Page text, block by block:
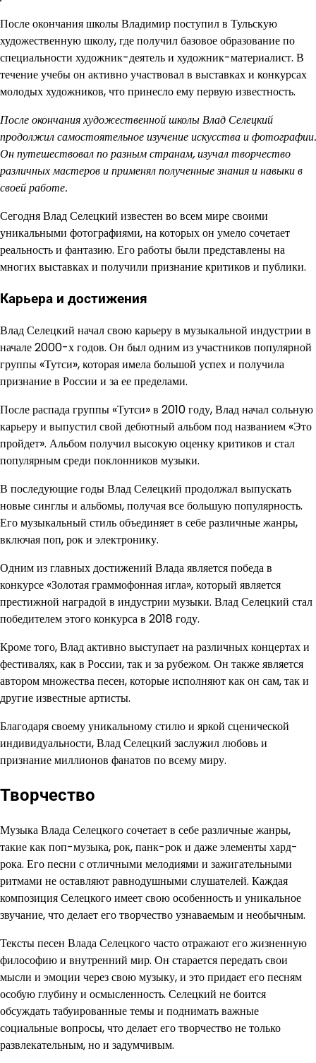
После окончания школы Владимир поступил в Тульскую
художественную школу, где получил базовое образование по
специальности художник-деятель и художник-материалист. В
течение учебы он активно участвовал в выставках и конкурсах
молодых художников, что принесло ему первую известность.
После окончания художественной школы Влад Селецкий
продолжил самостоятельное изучение искусства и фотографии.
Он путешествовал по разным странам, изучал творчество
различных мастеров и применял полученные знания и навыки в
своей работе.
Сегодня Влад Селецкий известен во всем мире своими
уникальными фотографиями, на которых он умело сочетает
реальность и фантазию. Его работы были представлены на
многих выставках и получили признание критиков и публики.
Карьера и достижения
Влад Селецкий начал свою карьеру в музыкальной индустрии в
начале 2000-х годов. Он был одним из участников популярной
группы «Тутси», которая имела большой успех и получила
признание в России и за ее пределами.
После распада группы «Тутси» в 2010 году, Влад начал сольную
карьеру и выпустил свой дебютный альбом под названием «Это
пройдет». Альбом получил высокую оценку критиков и стал
популярным среди поклонников музыки.
В последующие годы Влад Селецкий продолжал выпускать
новые синглы и альбомы, получая все большую популярность.
Его музыкальный стиль объединяет в себе различные жанры,
включая поп, рок и электронику.
Одним из главных достижений Влада является победа в
конкурсе «Золотая граммофонная игла», который является
престижной наградой в индустрии музыки. Влад Селецкий стал
победителем этого конкурса в 2018 году.
Кроме того, Влад активно выступает на различных концертах и
фестивалях, как в России, так и за рубежом. Он также является
автором множества песен, которые исполняют как он сам, так и
другие известные артисты.
Благодаря своему уникальному стилю и яркой сценической
индивидуальности, Влад Селецкий заслужил любовь и
признание миллионов фанатов по всему миру.
Творчество
Музыка Влада Селецкого сочетает в себе различные жанры,
такие как поп-музыка, рок, панк-рок и даже элементы хард-
рока. Его песни с отличными мелодиями и зажигательными
ритмами не оставляют равнодушными слушателей. Каждая
композиция Селецкого имеет свою особенность и уникальное
звучание, что делает его творчество узнаваемым и необычным.
Тексты песен Влада Селецкого часто отражают его жизненную
философию и внутренний мир. Он старается передать свои
мысли и эмоции через свою музыку, и это придает его песням
особую глубину и осмысленность. Селецкий не боится
обсуждать табуированные темы и поднимать важные
социальные вопросы, что делает его творчество не только
развлекательным, но и задумчивым.